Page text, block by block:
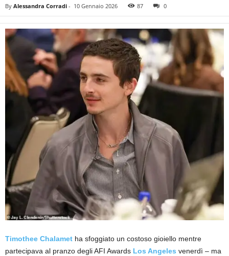
By Alessandra Corradi - 10 Gennaio 2026 87 0
Timothee Chalamet ha sfoggiato un costoso gioiello mentre
partecipava al pranzo degli AFI Awards Los Angeles venerdì – ma